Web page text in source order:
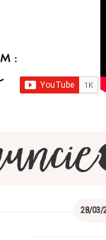
28/03/